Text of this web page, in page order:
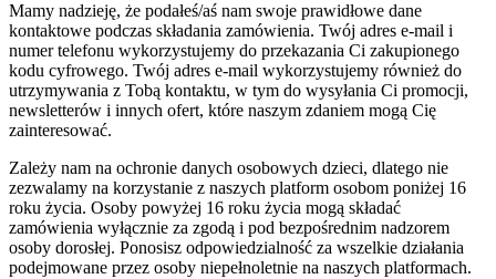
Mamy nadzieję, że podałeś/aś nam swoje prawidłowe dane
kontaktowe podczas składania zamówienia. Twój adres e-mail i
numer telefonu wykorzystujemy do przekazania Ci zakupionego
kodu cyfrowego. Twój adres e-mail wykorzystujemy również do
utrzymywania z Tobą kontaktu, w tym do wysyłania Ci promocji,
newsletterów i innych ofert, które naszym zdaniem mogą Cię
zainteresować.
Zależy nam na ochronie danych osobowych dzieci, dlatego nie
zezwalamy na korzystanie z naszych platform osobom poniżej 16
roku życia. Osoby powyżej 16 roku życia mogą składać
zamówienia wyłącznie za zgodą i pod bezpośrednim nadzorem
osoby dorosłej. Ponosisz odpowiedzialność za wszelkie działania
podejmowane przez osoby niepełnoletnie na naszych platformach.